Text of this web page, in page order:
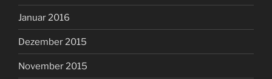
Januar 2016
Dezember 2015
November 2015